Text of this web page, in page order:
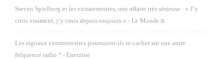
Steven Spielberg et les extraterrestres, une affaire très sérieuse : « J’y
crois vraiment, j’y crois depuis toujours » - Le Monde.fr
Les signaux extraterrestres pourraient-ils se cacher sur une autre
fréquence radio ? - Enerzine